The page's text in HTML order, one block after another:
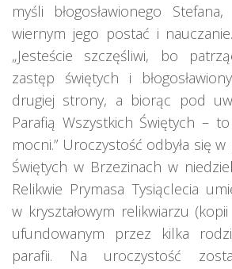
myśli błogosławionego
wiernym jego postać i
„Jesteście szczęśliwi, bo
zastęp świętych i
drugiej strony, a biorąc pod
Parafią Wszystkich Świętych –
mocni.” Uroczystość odbyła się
Świętych w Brzezinach w
Relikwie Prymasa Tysiąclecia
w kryształowym relikwiarzu
ufundowanym przez kilka
parafii. Na uroczystość